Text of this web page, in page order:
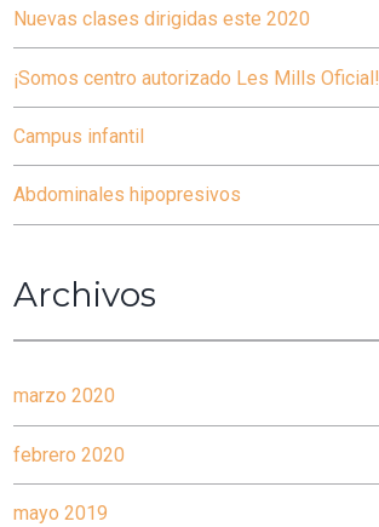
Nuevas clases dirigidas este 2020
¡Somos centro autorizado Les Mills Oficial!
Campus infantil
Abdominales hipopresivos
Archivos
marzo 2020
febrero 2020
mayo 2019